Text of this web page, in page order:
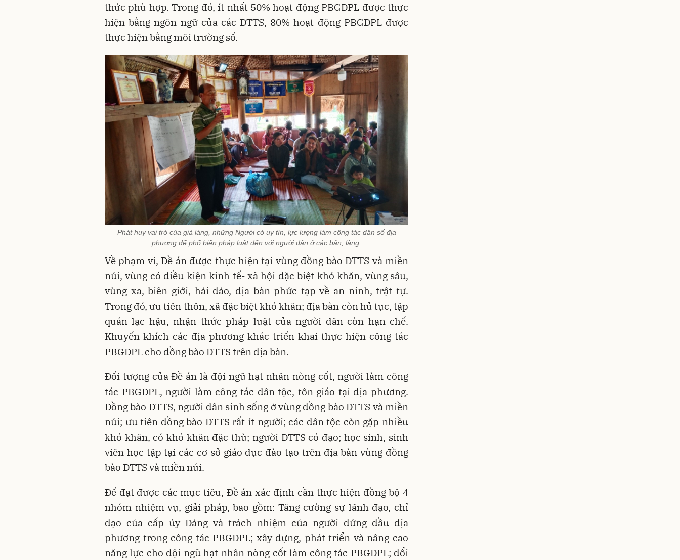
thức phù hợp. Trong đó, ít nhất 50% hoạt động PBGDPL được thực
hiện bằng ngôn ngữ của các DTTS, 80% hoạt động PBGDPL được
thực hiện bằng môi trường số.
Phát huy vai trò của già làng, những Người có uy tín, lực lượng làm công tác dân số địa
phương để phổ biến pháp luật đến với người dân ở các bản, làng.
Về phạm vi, Đề án được thực hiện tại vùng đồng bào DTTS và miền
núi, vùng có điều kiện kinh tế- xã hội đặc biệt khó khăn, vùng sâu,
vùng xa, biên giới, hải đảo, địa bàn phức tạp về an ninh, trật tự.
Trong đó, ưu tiên thôn, xã đặc biệt khó khăn; địa bàn còn hủ tục, tập
quán lạc hậu, nhận thức pháp luật của người dân còn hạn chế.
Khuyến khích các địa phương khác triển khai thực hiện công tác
PBGDPL cho đồng bào DTTS trên địa bàn.
Đối tượng của Đề án là đội ngũ hạt nhân nòng cốt, người làm công
tác PBGDPL, người làm công tác dân tộc, tôn giáo tại địa phương.
Đồng bào DTTS, người dân sinh sống ở vùng đồng bào DTTS và miền
núi; ưu tiên đồng bào DTTS rất ít người; các dân tộc còn gặp nhiều
khó khăn, có khó khăn đặc thù; người DTTS có đạo; học sinh, sinh
viên học tập tại các cơ sở giáo dục đào tạo trên địa bàn vùng đồng
bào DTTS và miền núi.
Để đạt được các mục tiêu, Đề án xác định cần thực hiện đồng bộ 4
nhóm nhiệm vụ, giải pháp, bao gồm: Tăng cường sự lãnh đạo, chỉ
đạo của cấp ủy Đảng và trách nhiệm của người đứng đầu địa
phương trong công tác PBGDPL; xây dựng, phát triển và nâng cao
năng lực cho đội ngũ hạt nhân nòng cốt làm công tác PBGDPL; đổi